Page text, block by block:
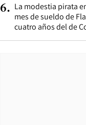
6. La modestia pirata
mes de sueldo de
cuatro años del de